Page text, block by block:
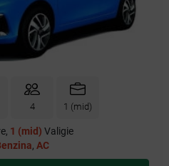
4 1 (mid)
1 (mid) Valigie
, AC